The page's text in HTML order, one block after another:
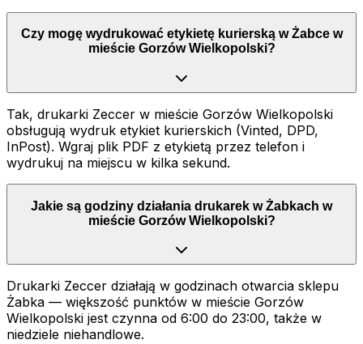
Czy mogę wydrukować etykietę kurierską w Żabce w
mieście Gorzów Wielkopolski?
Tak, drukarki Zeccer w mieście Gorzów Wielkopolski
obsługują wydruk etykiet kurierskich (Vinted, DPD,
InPost). Wgraj plik PDF z etykietą przez telefon i
wydrukuj na miejscu w kilka sekund.
Jakie są godziny działania drukarek w Żabkach w
mieście Gorzów Wielkopolski?
Drukarki Zeccer działają w godzinach otwarcia sklepu
Żabka — większość punktów w mieście Gorzów
Wielkopolski jest czynna od 6:00 do 23:00, także w
niedziele niehandlowe.